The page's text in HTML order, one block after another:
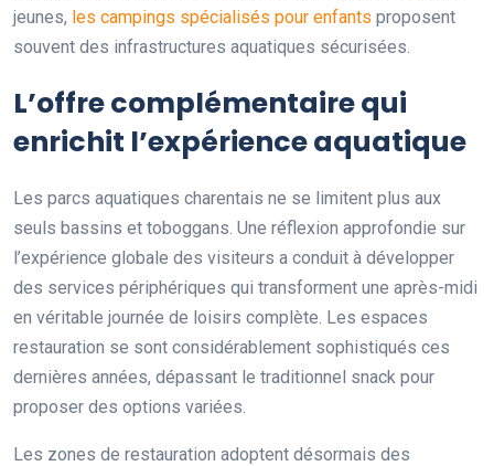
jeunes, les campings spécialisés pour enfants proposent
souvent des infrastructures aquatiques sécurisées.
L’offre complémentaire qui
enrichit l’expérience aquatique
Les parcs aquatiques charentais ne se limitent plus aux
seuls bassins et toboggans. Une réflexion approfondie sur
l’expérience globale des visiteurs a conduit à développer
des services périphériques qui transforment une après-midi
en véritable journée de loisirs complète. Les espaces
restauration se sont considérablement sophistiqués ces
dernières années, dépassant le traditionnel snack pour
proposer des options variées.
Les zones de restauration adoptent désormais des